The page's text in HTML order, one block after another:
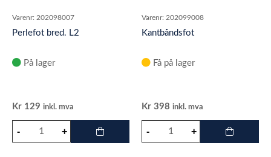
Varenr: 202098007
Perlefot bred. L2
På lager
Kr 129 inkl. mva
Varenr: 202099008
Kantbåndsfot
Få på lager
Kr 398 inkl. mva